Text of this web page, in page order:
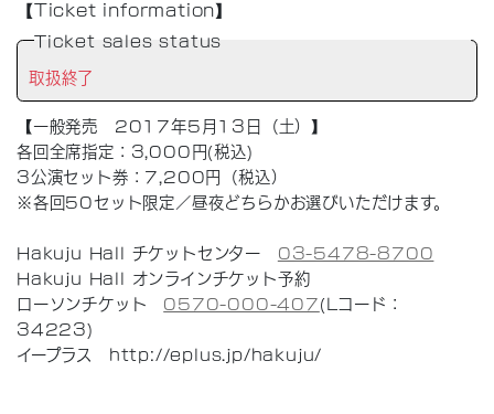
【Ticket information】
Ticket sales status
取扱終了
【一般発売 2017年5月13日（土）】
各回全席指定：3,000円(税込)
3公演セット券：7,200円（税込）
※各回50セット限定／昼夜どちらかお選びいただけます。
Hakuju Hall チケットセンター 03-5478-8700
Hakuju Hall オンラインチケット予約
ローソンチケット 0570-000-407(Lコード：
34223)
イープラス http://eplus.jp/hakuju/